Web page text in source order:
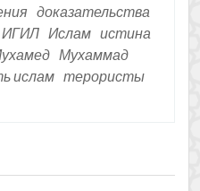
доказательства
ИГИЛ Ислам истина
Мухаммад
ислам терористы